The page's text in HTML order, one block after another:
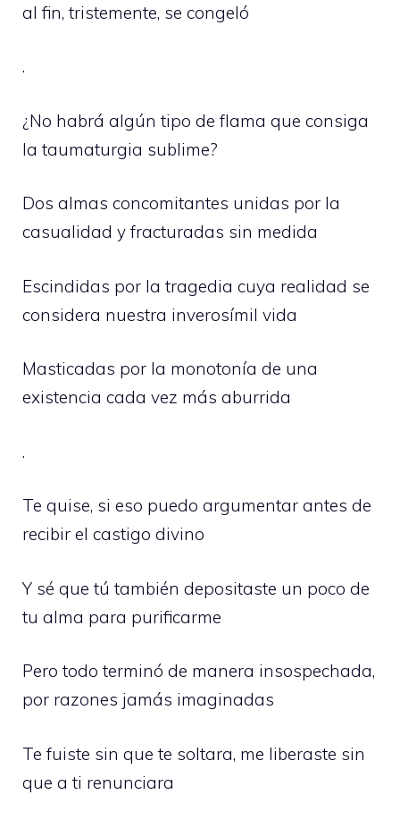
al fin, tristemente, se congeló
.
¿No habrá algún tipo de flama que consiga
la taumaturgia sublime?
Dos almas concomitantes unidas por la
casualidad y fracturadas sin medida
Escindidas por la tragedia cuya realidad se
considera nuestra inverosímil vida
Masticadas por la monotonía de una
existencia cada vez más aburrida
.
Te quise, si eso puedo argumentar antes de
recibir el castigo divino
Y sé que tú también depositaste un poco de
tu alma para purificarme
Pero todo terminó de manera insospechada,
por razones jamás imaginadas
Te fuiste sin que te soltara, me liberaste sin
que a ti renunciara